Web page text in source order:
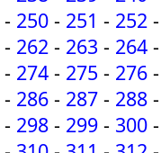
- 250 - 251 - 252 -
- 262 - 263 - 264 -
- 274 - 275 - 276 -
- 286 - 287 - 288 -
- 298 - 299 - 300 -